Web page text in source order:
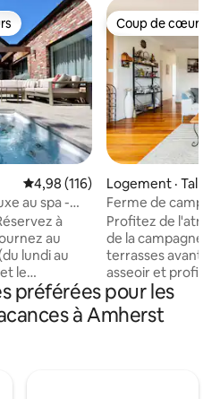
les plus aimés
Note moyenne de 4,98 sur 5,
4,98 (116)
au spa -
à
au
lundi au
le
un bon
arrivée. Un
Offre d'une
Coup de cœur
Coup de cœur
Logement · Talbot
Ferme de
Profitez de
de la campagne
terrasses avant
asseoir et profiter
compris les
moutons et les
soleil incroyables
préférées pour les
à Amherst